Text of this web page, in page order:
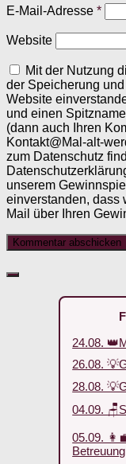
E-Mail-Adresse *
Website
Mit der Nutzung
der Speicherung
Website
und einen
(dann auch Ihren
Kontakt@Mal-alt-
zum Datenschutz
unserem
einverstanden, dass
Mail über Ihren
24.08.
26.08.
28.08.
04.09.
05.09.
Betreuung